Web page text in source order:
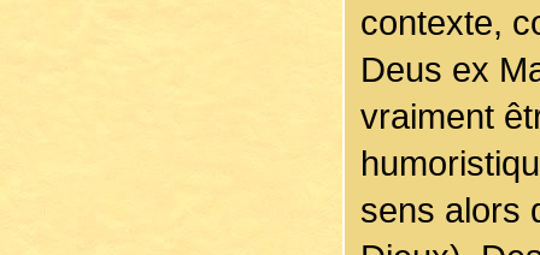
contexte,
Deus ex
vraiment
sens alors